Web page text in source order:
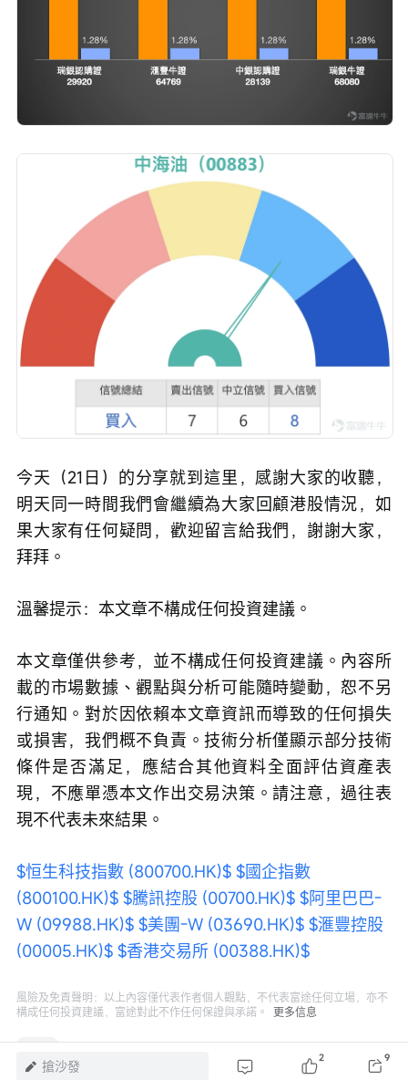
今天（21日）的分享就到這里，感謝大家的收聽，
明天同一時間我們會繼續為大家回顧港股情況，如
果大家有任何疑問，歡迎留言給我們，謝謝大家，
拜拜。
溫馨提示：本文章不構成任何投資建議。
本文章僅供參考，並不構成任何投資建議。內容所
載的市場數據、觀點與分析可能隨時變動，恕不另
行通知。對於因依賴本文章資訊而導致的任何損失
或損害，我們概不負責。技術分析僅顯示部分技術
條件是否滿足，應結合其他資料全面評估資產表
現，不應單憑本文作出交易決策。請注意，過往表
現不代表未來結果。
$恒生科技指數 (800700.HK)$ $國企指數
(800100.HK)$ $騰訊控股 (00700.HK)$ $阿里巴巴-
W (09988.HK)$ $美團-W (03690.HK)$ $滙豐控股
(00005.HK)$ $香港交易所 (00388.HK)$
風險及免責聲明：以上內容僅代表作者個人觀點，不代表富途任何立場，亦不
構成任何投資建議，富途對此不作任何保證與承諾。
更多信息
搶沙發 2 9